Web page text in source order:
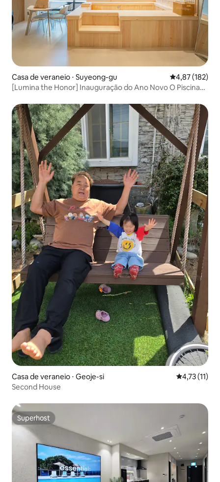
Casa de veraneio ⋅ Suyeong-gu 4,87 de uma
4,87 (182)
[Lumina the Honor] Inauguração do Ano Novo O Piscina
O 2 camas O Netflix O YouTube O Quarentena concluída
Casa de veraneio ⋅ Geoje-si 4,73 de uma
4,73 (11)
Second House
Superhost
Superhost